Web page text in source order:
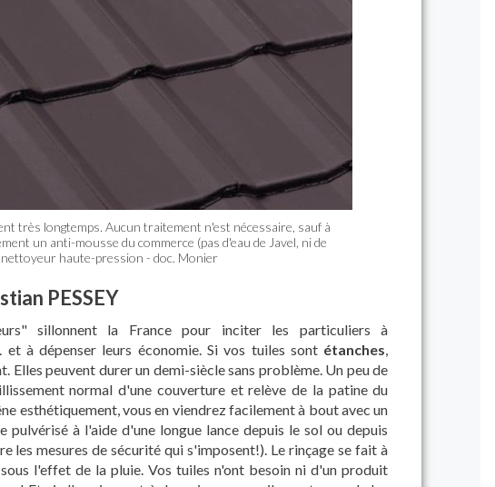
très longtemps. Aucun traitement n'est nécessaire, sauf à
un anti-mousse du commerce (pas d'eau de Javel, ni de
nettoyeur haute-pression - doc. Monier
PESSEY
sillonnent la France pour inciter les particuliers à
et à dépenser leurs économie. Si vos tuiles sont étanches,
Elles peuvent durer un demi-siècle sans problème. Un peu de
normal d'une couverture et relève de la patine du
esthétiquement, vous en viendrez facilement à bout avec un
pulvérisé à l'aide d'une longue lance depuis le sol ou depuis
les mesures de sécurité qui s'imposent!). Le rinçage se fait à
l'effet de la pluie. Vos tuiles n'ont besoin ni d'un produit